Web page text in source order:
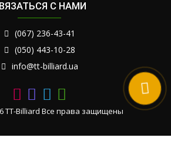
С НАМИ
(067) 236-43-41
(050) 443-10-28
info@tt-billiard.ua
TT-Billiard Все права защищены